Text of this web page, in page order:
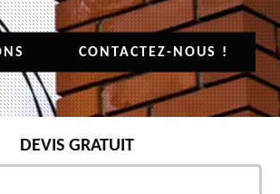
CONTACTEZ-NOUS !
DEVIS GRATUIT